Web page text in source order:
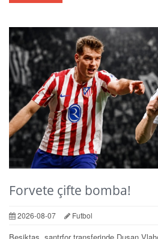
Forvete çifte bomba!
2026-08-07 Futbol